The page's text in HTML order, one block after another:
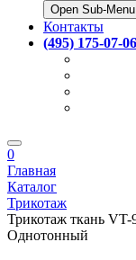
Open Sub-Menu
Контакты
(495) 175-07-06
0
Главная
Каталог
Трикотаж
Трикотаж ткань
Однотонный